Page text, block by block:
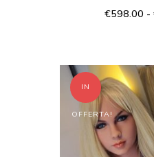
€598.00 -
IN
OFFERTA!